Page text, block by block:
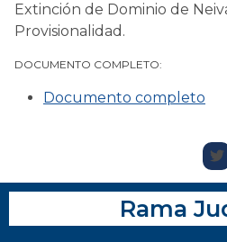
Extinción de Dominio de
Provisionalidad.
DOCUMENTO COMPLETO:
Documento completo
Rama